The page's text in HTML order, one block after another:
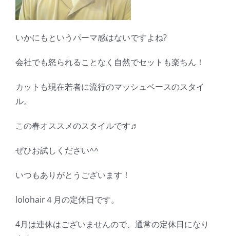
いかにもというパーマ感はないですよね?
会社でも怒られることなく自然でセットも楽ちん！
カットも現在若者に流行のマッシュベースのスタイ
ル。
この春オススメのスタイルです♬
ぜひお試しください^^
いつもありがとうございます！
lolohair４月の定休日です。
4月は連休はございませんので、通常の定休日になり